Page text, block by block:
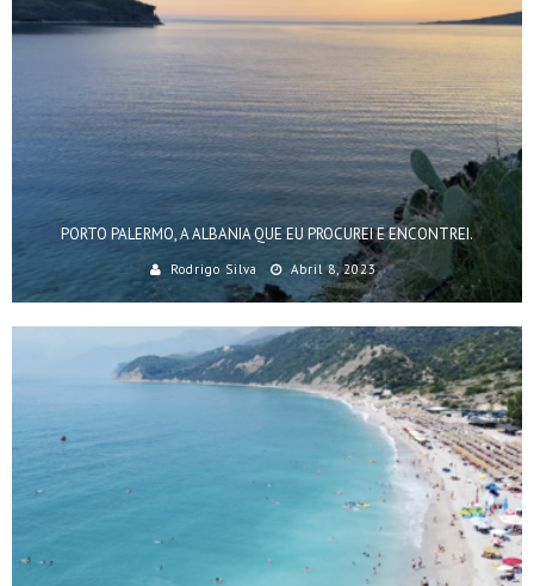
PORTO PALERMO, A ALBANIA QUE EU PROCUREI E ENCONTREI.
Rodrigo Silva Abril 8, 2023